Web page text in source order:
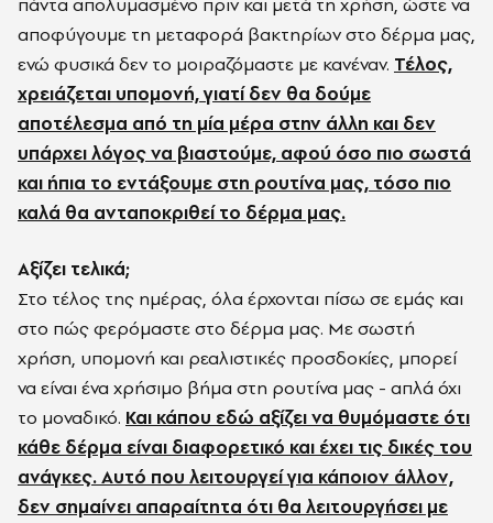
αποφύγουμε τη μεταφορά βακτηρίων στο δέρμα μας,
ενώ φυσικά δεν το μοιραζόμαστε με κανέναν. Τέλος,
χρειάζεται υπομονή, γιατί δεν θα δούμε
αποτέλεσμα από τη μία μέρα στην άλλη και δεν
υπάρχει λόγος να βιαστούμε, αφού όσο πιο σωστά
και ήπια το εντάξουμε στη ρουτίνα μας, τόσο πιο
καλά θα ανταποκριθεί το δέρμα μας.
Αξίζει τελικά;
Στο τέλος της ημέρας, όλα έρχονται πίσω σε εμάς και
στο πώς φερόμαστε στο δέρμα μας. Με σωστή
χρήση, υπομονή και ρεαλιστικές προσδοκίες, μπορεί
να είναι ένα χρήσιμο βήμα στη ρουτίνα μας - απλά όχι
το μοναδικό. Και κάπου εδώ αξίζει να θυμόμαστε ότι
κάθε δέρμα είναι διαφορετικό και έχει τις δικές του
ανάγκες. Αυτό που λειτουργεί για κάποιον άλλον,
δεν σημαίνει απαραίτητα ότι θα λειτουργήσει με